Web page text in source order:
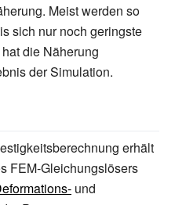
Meist werden so
sich nur noch geringste
die Näherung
der Simulation.
erhält
FEM-Gleichungslösers
und